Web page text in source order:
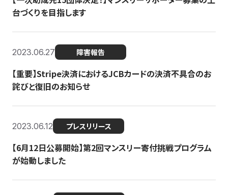
台づくりを目指します
2023.06.27 障害報告
【重要】Stripe決済におけるJCBカードの決済不具合のお
詫びと復旧のお知らせ
2023.06.12 プレスリリース
【6月12日公募開始】第2回マンスリー寄付挑戦プログラム
が始動しました